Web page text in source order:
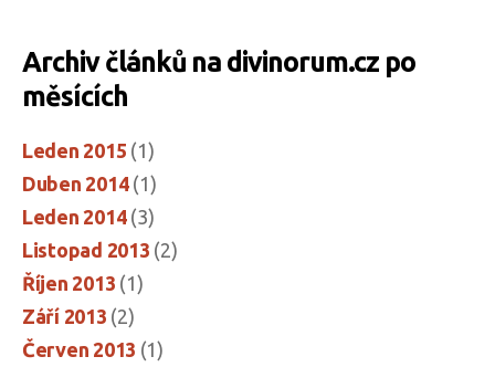
Archiv článků na divinorum.cz po
měsících
Leden 2015 (1)
Duben 2014(1)
Leden 2014(3)
Listopad 2013 (2)
Říjen 2013 (1)
Září 2013 (2)
Červen 2013 (1)